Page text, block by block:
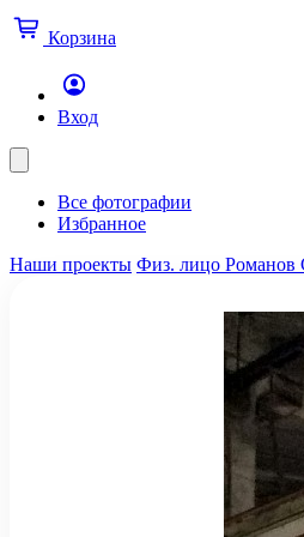
Корзина
Вход
Все фотографии
Избранное
Наши проекты Физ. лицо Романов